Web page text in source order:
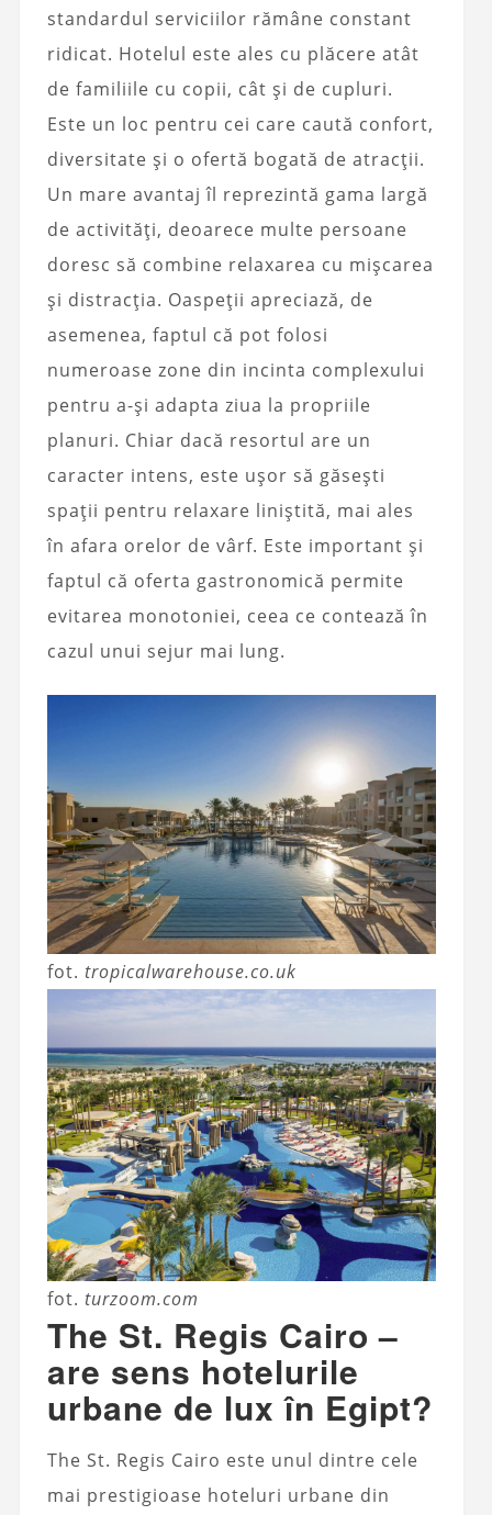
standardul serviciilor rămâne constant
ridicat. Hotelul este ales cu plăcere atât
de familiile cu copii, cât și de cupluri.
Este un loc pentru cei care caută confort,
diversitate și o ofertă bogată de atracții.
Un mare avantaj îl reprezintă gama largă
de activități, deoarece multe persoane
doresc să combine relaxarea cu mișcarea
și distracția. Oaspeții apreciază, de
asemenea, faptul că pot folosi
numeroase zone din incinta complexului
pentru a-și adapta ziua la propriile
planuri. Chiar dacă resortul are un
caracter intens, este ușor să găsești
spații pentru relaxare liniștită, mai ales
în afara orelor de vârf. Este important și
faptul că oferta gastronomică permite
evitarea monotoniei, ceea ce contează în
cazul unui sejur mai lung.
fot. tropicalwarehouse.co.uk
fot. turzoom.com
The St. Regis Cairo –
are sens hotelurile
urbane de lux în Egipt?
The St. Regis Cairo este unul dintre cele
mai prestigioase hoteluri urbane din